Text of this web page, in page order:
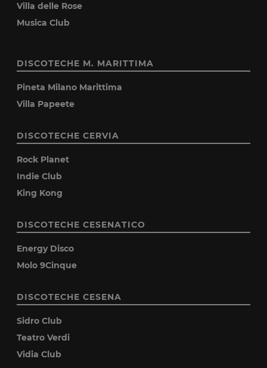
Villa delle Rose
Musica Club
DISCOTECHE M. MARITTIMA
Pineta Milano Marittima
Villa Papeete
DISCOTECHE CERVIA
Rock Planet
Indie Club
King Kong
DISCOTECHE CESENATICO
Energy Disco
Molo 9Cinque
DISCOTECHE CESENA
Sidro Club
Teatro Verdi
Vidia Club